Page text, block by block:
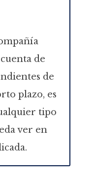
de
de
plazo, es
tipo
ver en